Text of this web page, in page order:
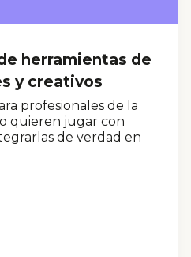
herramientas de
y creativos
profesionales de la
quieren jugar con
de verdad en